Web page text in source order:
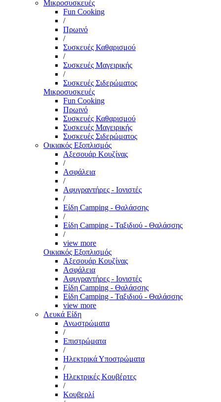
Μικροσυσκευές
Fun Cooking
/
Πρωινό
/
Συσκευές Καθαρισμού
/
Συσκευές Μαγειρικής
/
Συσκευές Σιδερώματος
Μικροσυσκευές
Fun Cooking
Πρωινό
Συσκευές Καθαρισμού
Συσκευές Μαγειρικής
Συσκευές Σιδερώματος
Οικιακός Εξοπλισμός
Αξεσουάρ Κουζίνας
/
Ασφάλεια
/
Αφυγραντήρες - Ιονιστές
/
Είδη Camping - Θαλάσσης
/
Είδη Camping - Ταξιδιού - Θαλάσσης
/
view more
Οικιακός Εξοπλισμός
Αξεσουάρ Κουζίνας
Ασφάλεια
Αφυγραντήρες - Ιονιστές
Είδη Camping - Θαλάσσης
Είδη Camping - Ταξιδιού - Θαλάσσης
view more
Λευκά Είδη
Ανωστρώματα
/
Επιστρώματα
/
Ηλεκτρικά Υποστρώματα
/
Ηλεκτρικές Κουβέρτες
/
Κουβερλί